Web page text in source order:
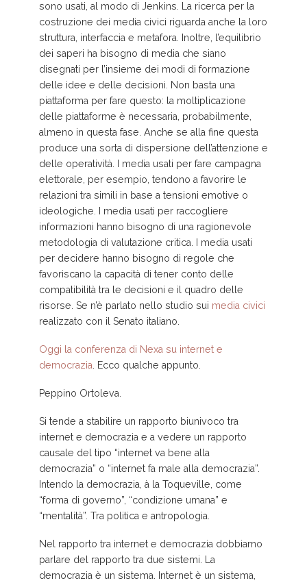
sono usati, al modo di Jenkins. La ricerca per la
costruzione dei media civici riguarda anche la loro
struttura, interfaccia e metafora. Inoltre, l’equilibrio
dei saperi ha bisogno di media che siano
disegnati per l’insieme dei modi di formazione
delle idee e delle decisioni. Non basta una
piattaforma per fare questo: la moltiplicazione
delle piattaforme è necessaria, probabilmente,
almeno in questa fase. Anche se alla fine questa
produce una sorta di dispersione dell’attenzione e
delle operatività. I media usati per fare campagna
elettorale, per esempio, tendono a favorire le
relazioni tra simili in base a tensioni emotive o
ideologiche. I media usati per raccogliere
informazioni hanno bisogno di una ragionevole
metodologia di valutazione critica. I media usati
per decidere hanno bisogno di regole che
favoriscano la capacità di tener conto delle
compatibilità tra le decisioni e il quadro delle
risorse. Se n’è parlato nello studio sui media civici
realizzato con il Senato italiano.
Oggi la conferenza di Nexa su internet e
democrazia. Ecco qualche appunto.
Peppino Ortoleva.
Si tende a stabilire un rapporto biunivoco tra
internet e democrazia e a vedere un rapporto
causale del tipo “internet va bene alla
democrazia” o “internet fa male alla democrazia”.
Intendo la democrazia, à la Toqueville, come
“forma di governo”, “condizione umana” e
“mentalità”. Tra politica e antropologia.
Nel rapporto tra internet e democrazia dobbiamo
parlare del rapporto tra due sistemi. La
democrazia è un sistema. Internet è un sistema,